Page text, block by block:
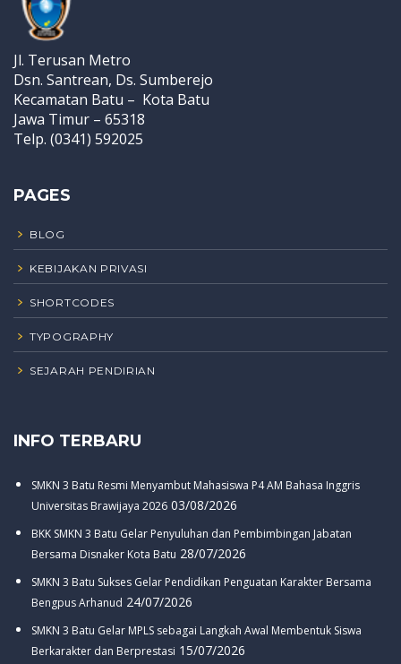
Jl. Terusan Metro
Dsn. Santrean, Ds. Sumberejo
Kecamatan Batu – Kota Batu
Jawa Timur – 65318
Telp. (0341) 592025
PAGES
BLOG
KEBIJAKAN PRIVASI
SHORTCODES
TYPOGRAPHY
SEJARAH PENDIRIAN
INFO TERBARU
SMKN 3 Batu Resmi Menyambut Mahasiswa P4 AM Bahasa Inggris
Universitas Brawijaya 2026 03/08/2026
BKK SMKN 3 Batu Gelar Penyuluhan dan Pembimbingan Jabatan
Bersama Disnaker Kota Batu 28/07/2026
SMKN 3 Batu Sukses Gelar Pendidikan Penguatan Karakter Bersama
Bengpus Arhanud 24/07/2026
SMKN 3 Batu Gelar MPLS sebagai Langkah Awal Membentuk Siswa
Berkarakter dan Berprestasi 15/07/2026